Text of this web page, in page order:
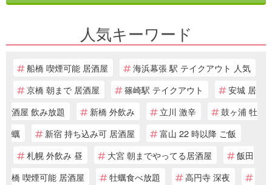
人気キーワード
船橋 喫煙可能 居酒屋
海浜幕張 駅 テイクアウト 人気
京橋 朝まで 居酒屋
篠崎駅 テイクアウト
安城 居
酒屋 飲み放題
新橋 外飲み 立川 激辛
鼓ヶ浦 牡
蠣
新宿 持ち込み可 居酒屋
富山 22 時以降 ご飯
札幌 外飲み 昼
大宮 朝までやってる居酒屋
飯田
橋 喫煙可能 居酒屋
牡蠣食べ放題
高円寺 深夜